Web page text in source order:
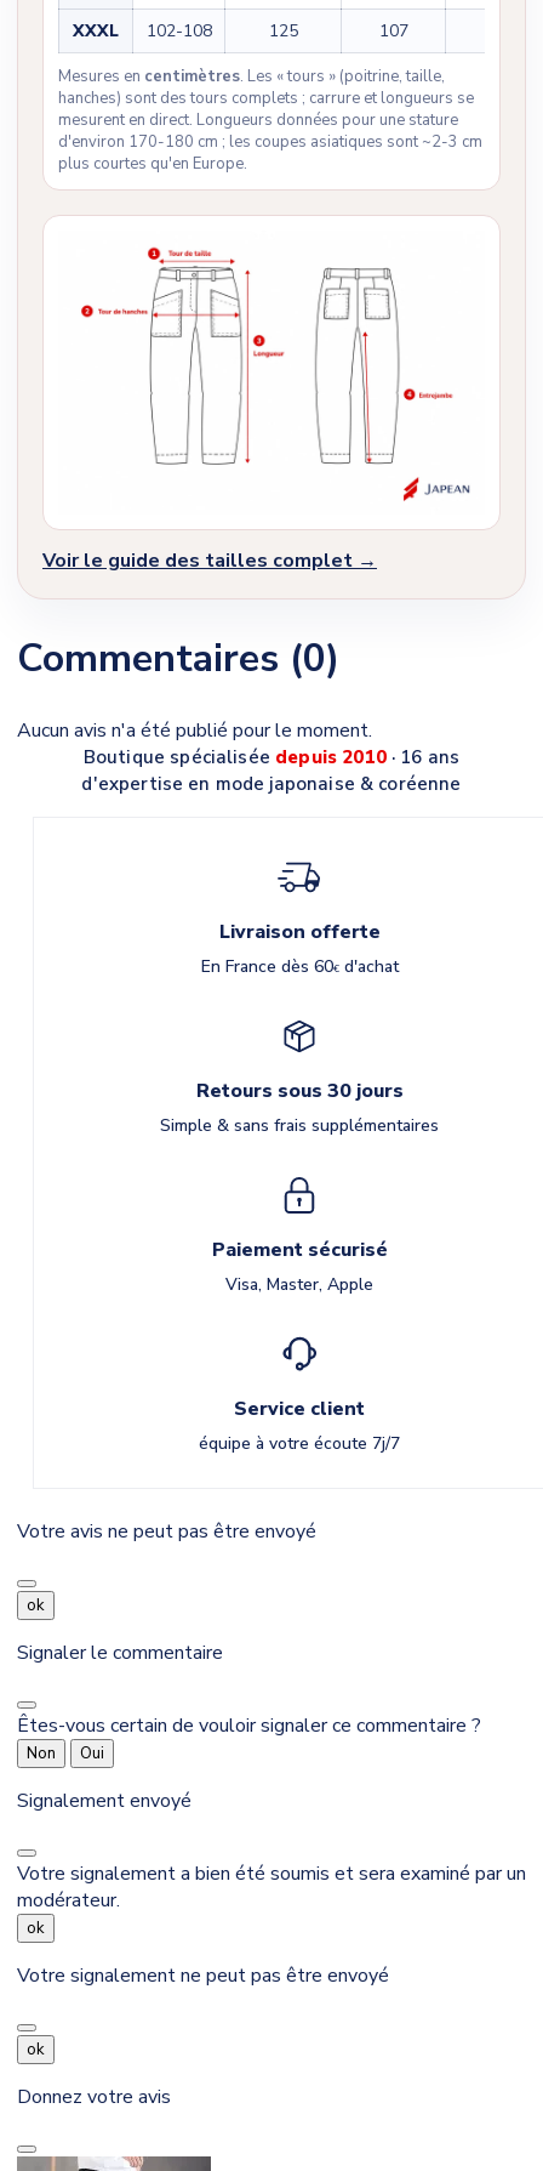
XXXL
102-108 125 107
Mesures en centimètres. Les « tours » (poitrine, taille,
hanches) sont des tours complets ; carrure et longueurs se
mesurent en direct. Longueurs données pour une stature
d'environ 170-180 cm ; les coupes asiatiques sont ~2-3 cm
plus courtes qu'en Europe.
Voir le guide des tailles complet →
Commentaires (0)
Aucun avis n'a été publié pour le moment.
Boutique spécialisée depuis 2010· 16 ans
d'expertise en mode japonaise & coréenne
Livraison offerte
En France dès 60€d'achat
Retours sous 30 jours
Simple & sans frais supplémentaires
Paiement sécurisé
Visa, Master, Apple
Service client
équipe à votre écoute 7j/7
Votre avis ne peut pas être envoyé
ok
Signaler le commentaire
Êtes-vous certain de vouloir signaler ce commentaire ?
Non Oui
Signalement envoyé
Votre signalement a bien été soumis et sera examiné par un
modérateur.
ok
Votre signalement ne peut pas être envoyé
ok
Donnez votre avis